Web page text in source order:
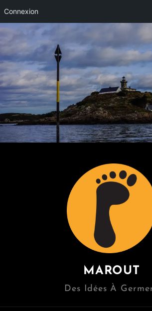
Connexion
MAROUT
Des Idées À